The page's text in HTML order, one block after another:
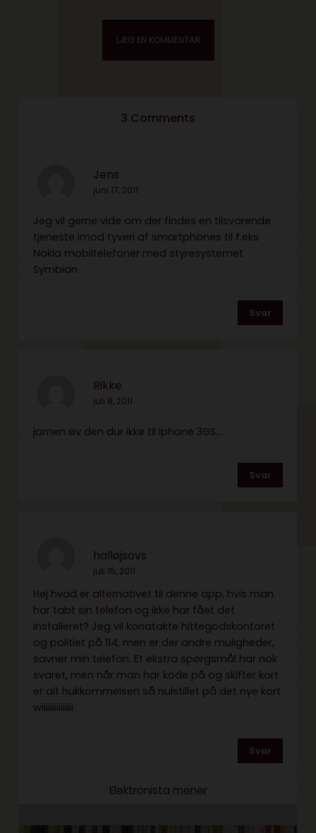
3 Comments
Jens
juni 17, 2011
Jeg vil gerne vide om der findes en tilsvarende
tjeneste imod tyveri af smartphones til f.eks
Nokia mobiltelefoner med styresystemet
Symbian
Svar
Rikke
juli 8, 2011
jamen øv den dur ikke til Iphone 3GS…
Svar
halløjsovs
juli 15, 2011
Hej hvad er alternativet til denne app, hvis man
har tabt sin telefon og ikke har fået det
installeret? Jeg vil konatakte hittegodskontoret
og politiet på 114, men er der andre muligheder,
savner min telefon. Et ekstra spørgsmål har nok
svaret, men når man har kode på og skifter kort
er alt hukkommelsen så nulstillet på det nye kort
wiiiiiiiiiiiiiii.
Svar
Elektronista mener